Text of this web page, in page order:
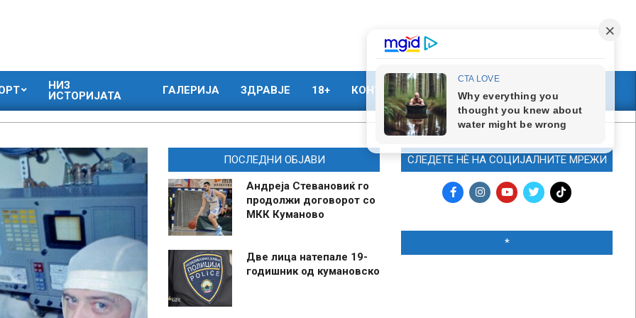
НИЗ
ИСТОРИЈАТА
ГАЛЕРИЈА ЗДРАВЈЕ 18+ КОНТАКТ МАРКЕТИНГ
ПОСЛЕДНИ ОБЈАВИ
Андреја Стевановиќ го
продолжи договорот со
МКК Куманово
Две лица натепале 19-
годишник од кумановско
СЛЕДЕТЕ НЀ НА СОЦИЈАЛНИТЕ МРЕЖИ
*